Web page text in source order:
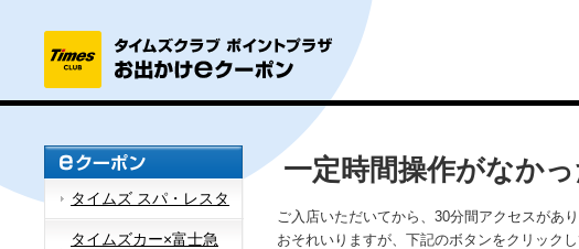
タイムズ スパ・レスタ
タイムズカー×富士急
一定時間操作がなか
ご入店いただいてから、30分間アクセスがあ
おそれいりますが、下記のボタンをクリック